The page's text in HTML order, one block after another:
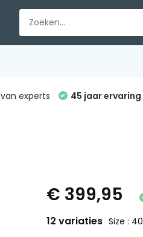
van experts 45 jaar ervaring
€ 399,95
12 variaties Size : 40